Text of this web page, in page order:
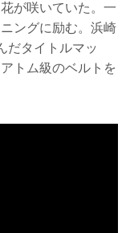
が咲いていた。一
ングに励む。浜崎
だタイトルマッ
トム級のベルトを